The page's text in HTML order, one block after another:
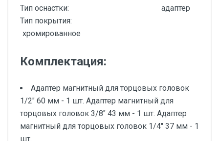
Тип оснастки:
адаптер
Тип покрытия:
хромированное
Комплектация:
Адаптер магнитный для торцовых головок
1/2" 60 мм - 1 шт. Адаптер магнитный для
торцовых головок 3/8" 43 мм - 1 шт. Адаптер
магнитный для торцовых головок 1/4" 37 мм - 1
шт.